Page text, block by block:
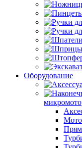
Оборудование